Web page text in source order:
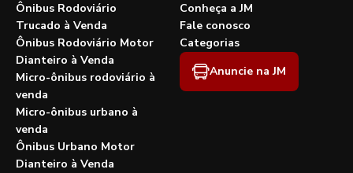
Ônibus Rodoviário
Trucado à Venda
Ônibus Rodoviário Motor
Dianteiro à Venda
Micro-ônibus rodoviário à
venda
Micro-ônibus urbano à
venda
Ônibus Urbano Motor
Dianteiro à Venda
Conheça a JM
Fale conosco
Categorias
Anuncie na JM